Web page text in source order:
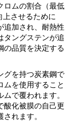
ロムの割合（最低
させるために
追加され、耐熱性
タングステンが追
の品質を決定する
グを持つ炭素鋼で
を使用すること
で覆われます。
酸化被膜の自己更
れます。